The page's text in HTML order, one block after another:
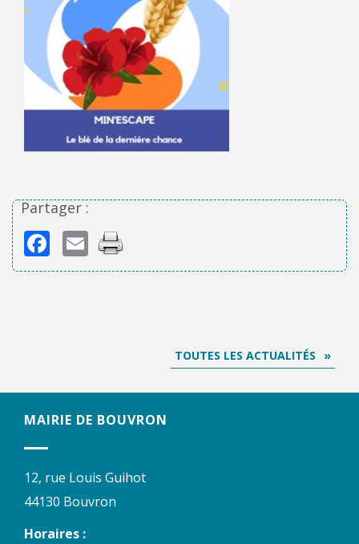
Partager :
Facebook
Email
TOUTES LES ACTUALITÉS
MAIRIE DE BOUVRON
12, rue Louis Guihot
44130 Bouvron
Horaires :